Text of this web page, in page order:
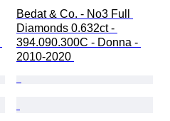
Bedat & Co. - No3 Full
Diamonds 0.632ct -
394.090.300C - Donna -
2010-2020